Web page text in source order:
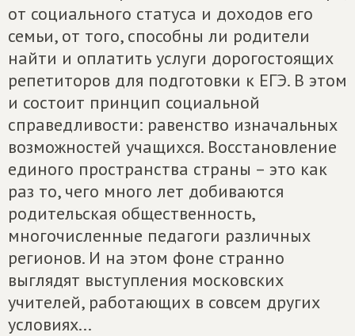
от социального статуса и доходов его
семьи, от того, способны ли родители
найти и оплатить услуги дорогостоящих
репетиторов для подготовки к ЕГЭ. В этом
и состоит принцип социальной
справедливости: равенство изначальных
возможностей учащихся. Восстановление
единого пространства страны – это как
раз то, чего много лет добиваются
родительская общественность,
многочисленные педагоги различных
регионов. И на этом фоне странно
выглядят выступления московских
учителей, работающих в совсем других
условиях...